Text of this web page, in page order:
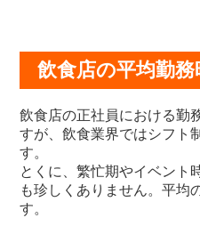
飲食店の平均勤務
飲食店の正社員における勤
すが、飲食業界ではシフト
す。
とくに、繁忙期やイベント
も珍しくありません。平均
す。